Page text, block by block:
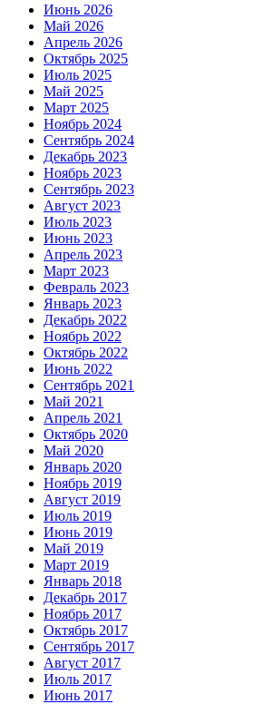
Июнь 2026
Май 2026
Апрель 2026
Октябрь 2025
Июль 2025
Май 2025
Март 2025
Ноябрь 2024
Сентябрь 2024
Декабрь 2023
Ноябрь 2023
Сентябрь 2023
Август 2023
Июль 2023
Июнь 2023
Апрель 2023
Март 2023
Февраль 2023
Январь 2023
Декабрь 2022
Ноябрь 2022
Октябрь 2022
Июнь 2022
Сентябрь 2021
Май 2021
Апрель 2021
Октябрь 2020
Май 2020
Январь 2020
Ноябрь 2019
Август 2019
Июль 2019
Июнь 2019
Май 2019
Март 2019
Январь 2018
Декабрь 2017
Ноябрь 2017
Октябрь 2017
Сентябрь 2017
Август 2017
Июль 2017
Июнь 2017